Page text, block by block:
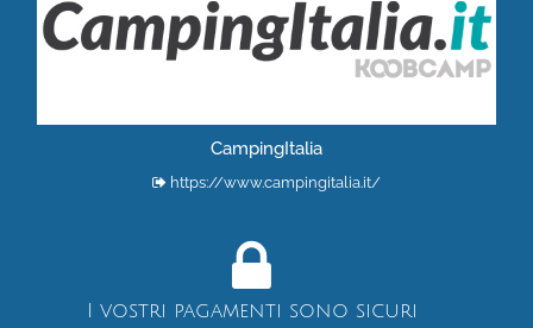
CampingItalia
https://www.campingitalia.it/
I vostri pagamenti sono sicuri